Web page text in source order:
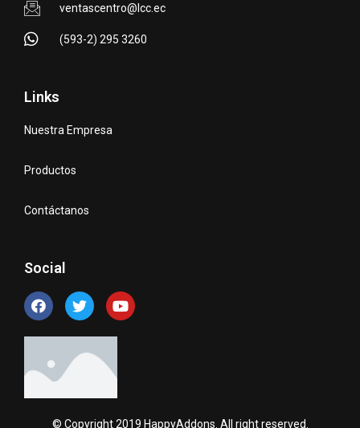
ventascentro@lcc.ec
(593-2) 295 3260
Links
Nuestra Empresa
Productos
Contáctanos
Social
© Copyright 2019 HappyAddons. All right reserved.